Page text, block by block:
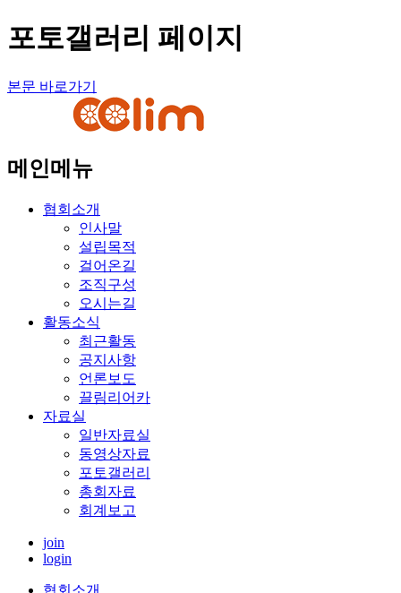
포토갤러리 페이지
본문 바로가기
메인메뉴
협회소개
인사말
설립목적
걸어온길
조직구성
오시는길
활동소식
최근활동
공지사항
언론보도
끌림리어카
자료실
일반자료실
동영상자료
포토갤러리
총회자료
회계보고
join
login
협회소개